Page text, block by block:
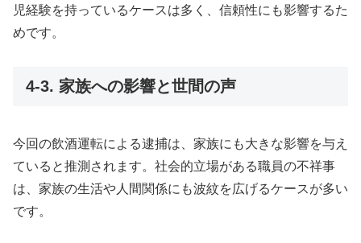
児経験を持っているケースは多く、信頼性にも影響するた
めです。
4-3. 家族への影響と世間の声
今回の飲酒運転による逮捕は、家族にも大きな影響を与え
ていると推測されます。社会的立場がある職員の不祥事
は、家族の生活や人間関係にも波紋を広げるケースが多い
です。